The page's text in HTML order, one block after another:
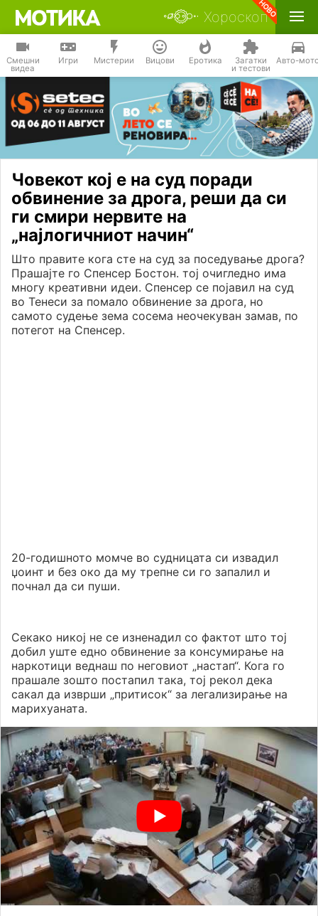
Хороскоп
Смешни
видеа
Игри Мистерии Вицови Еротика Загатки
и тестови
Авто-
Човекот кој е на суд поради
обвинение за дрога, реши да си
ги смири нервите на
„најлогичниот начин“
Што правите кога сте на суд за поседување дрога?
Прашајте го Спенсер Бостон. тој очигледно има
многу креативни идеи. Спенсер се појавил на суд
во Тенеси за помало обвинение за дрога, но
самото судење зема сосема неочекуван замав, по
потегот на Спенсер.
20-годишното момче во судницата си извадил
џоинт и без око да му трепне си го запалил и
почнал да си пуши.
Секако никој не се изненадил со фактот што тој
добил уште едно обвинение за консумирање на
наркотици веднаш по неговиот „настап“. Кога го
прашале зошто постапил така, тој рекол дека
сакал да изврши „притисок“ за легализирање на
марихуаната.